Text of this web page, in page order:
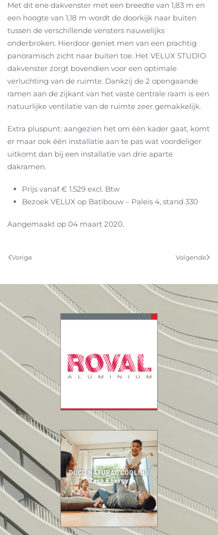
Met dit ene dakvenster met een breedte van 1,83 m en
een hoogte van 1,18 m wordt de doorkijk naar buiten
tussen de verschillende vensters nauwelijks
onderbroken. Hierdoor geniet men van een prachtig
panoramisch zicht naar buiten toe. Het VELUX STUDIO
dakvenster zorgt bovendien voor een optimale
verluchting van de ruimte. Dankzij de 2 opengaande
ramen aan de zijkant van het vaste centrale raam is een
natuurlijke ventilatie van de ruimte zeer gemakkelijk.
Extra pluspunt: aangezien het om één kader gaat, komt
er maar ook één installatie aan te pas wat voordeliger
uitkomt dan bij een installatie van drie aparte
dakramen.
Prijs vanaf € 1.529 excl. Btw
Bezoek VELUX op Batibouw – Paleis 4, stand 330
Aangemaakt op 04 maart 2020.
Vorige Volgende